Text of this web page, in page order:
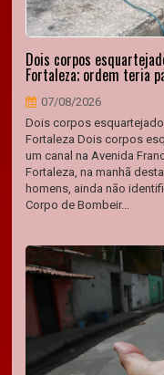
Dois corpos
Fortaleza; ordem teria
07/08/2026
Dois corpos
Fortaleza Dois corpos
um canal na Avenida
Fortaleza, na manhã
homens, ainda não
Corpo de Bombeir...